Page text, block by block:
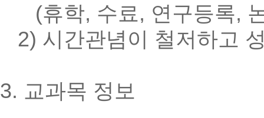
(휴학, 수료, 연구등록,
2) 시간관념이 철저하고
3. 교과목 정보